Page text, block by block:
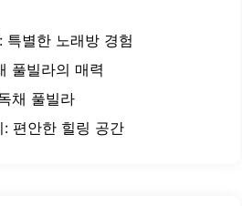
특별한 노래방 경험
풀빌라의 매력
채 풀빌라
편안한 힐링 공간